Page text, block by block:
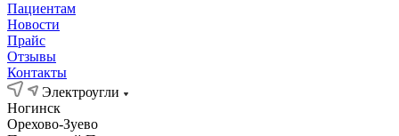
Пациентам
Новости
Прайс
Отзывы
Контакты
Электроугли
Ногинск
Орехово-Зуево